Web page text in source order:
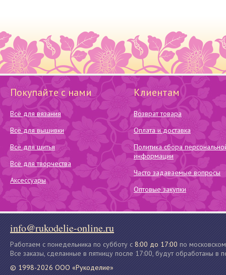
Покупайте с нами
Всё для вязания
Всё для вышивки
Всё для шитья
Всё для творчества
Аксессуары
Клиентам
Возврат товара
Оплата и доставка
Политика сбора
информации
Часто задаваемые вопросы
Оптовые закупки
info@rukodelie-online.ru
Работаем с понедельника по субботу с 8:00 до 17:00 по
Все заказы, сделанные в пятницу после 17:00, будут обработаны в
© 1998-2026 ООО «Рукоделие»